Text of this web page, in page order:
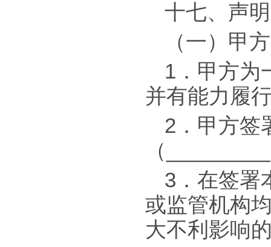
十七、声
（一）甲
1．甲方为
并有能力履
2．甲方签
（
3．在签署
或监管机构
大不利影响